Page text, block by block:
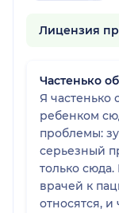
Лицензия
Частенько
Я частенько
ребенком
проблемы:
серьезный
только
врачей к
относятся, и